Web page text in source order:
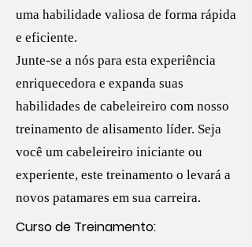
uma habilidade valiosa de forma rápida
e eficiente.
Junte-se a nós para esta experiência
enriquecedora e expanda suas
habilidades de cabeleireiro com nosso
treinamento de alisamento líder. Seja
você um cabeleireiro iniciante ou
experiente, este treinamento o levará a
novos patamares em sua carreira.
Curso de Treinamento: